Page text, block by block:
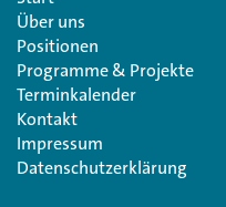
Über uns
Positionen
Programme & Projekte
Terminkalender
Kontakt
Impressum
Datenschutzerklärung